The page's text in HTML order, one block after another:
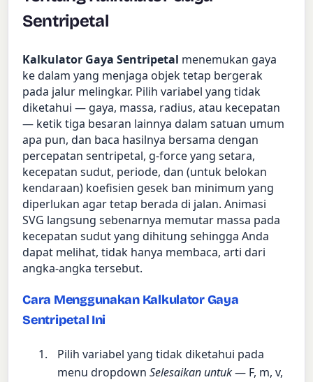
Sentripetal
Kalkulator Gaya Sentripetal menemukan gaya
ke dalam yang menjaga objek tetap bergerak
pada jalur melingkar. Pilih variabel yang tidak
diketahui — gaya, massa, radius, atau kecepatan
— ketik tiga besaran lainnya dalam satuan umum
apa pun, dan baca hasilnya bersama dengan
percepatan sentripetal, g-force yang setara,
kecepatan sudut, periode, dan (untuk belokan
kendaraan) koefisien gesek ban minimum yang
diperlukan agar tetap berada di jalan. Animasi
SVG langsung sebenarnya memutar massa pada
kecepatan sudut yang dihitung sehingga Anda
dapat melihat, tidak hanya membaca, arti dari
angka-angka tersebut.
Cara Menggunakan Kalkulator Gaya
Sentripetal Ini
Pilih variabel yang tidak diketahui pada
menu dropdownSelesaikan untuk— F, m, v,